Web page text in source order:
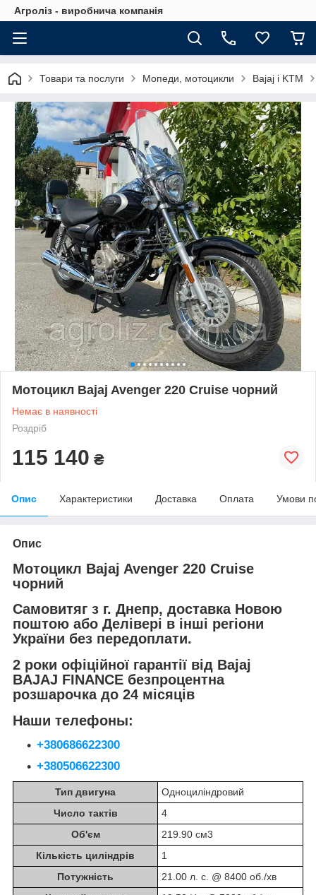
Агроліз - виробнича компанія
Товари та послуги Мопеди, мотоцикли Bajaj і KTM
Мотоцикл Bajaj Avenger 220 Cruise чорний
Немає в наявності
Роздріб
115 140 ₴
Опис Характеристики Доставка Оплата Умови
Опис
Мотоцикл Bajaj Avenger 220 Cruise
чорний
Самовитяг з г. Днепр, доставка Новою
поштою або Делівері в інші регіони
України без передоплати.
2 роки офіційної гарантії від Bajaj
BAJAJ FINANCE безпроцентна
розшарочка до 24 місяців
Наши телефоны:
+380686622300
+380506622300
Тип двигуна
Одноциліндровий
Число тактів
4
Об'єм
219.90 см3
Кількість циліндрів
1
Потужність
21.00 л. с. @ 8400 об./хв